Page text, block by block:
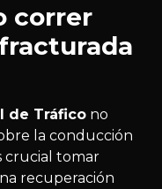
correr
de Tráfico no
la conducción
crucial tomar
recuperación